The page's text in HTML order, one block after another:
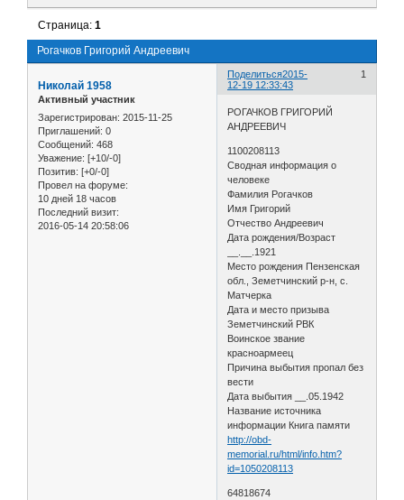
Рогачков Григорий Андреевич
Страница:1
Поделиться 1
2015-
12-19 12:33:43
Николай 1958
Активный участник
Зарегистрирован: 2015-11-25
Приглашений: 0
Сообщений: 468
Уважение: [+10/-0]
Позитив: [+0/-0]
Провел на форуме:
10 дней 18 часов
Последний визит:
2016-05-14 20:58:06
РОГАЧКОВ ГРИГОРИЙ
АНДРЕЕВИЧ
1100208113
Сводная информация о
человеке
Фамилия Рогачков
Имя Григорий
Отчество Андреевич
Дата рождения/Возраст
__.__.1921
Место рождения Пензенская
обл., Земетчинский р-н, с.
Матчерка
Дата и место призыва
Земетчинский РВК
Воинское звание
красноармеец
Причина выбытия пропал без
вести
Дата выбытия __.05.1942
Название источника
информации Книга памяти
http://obd-
memorial.ru/html/info.htm?
id=1050208113
64818674